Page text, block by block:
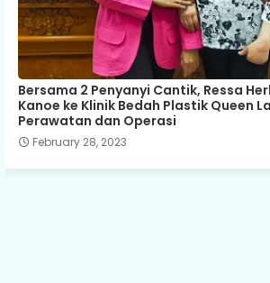
Bersama 2 Penyanyi Cantik, Ressa
Kanoe ke Klinik Bedah Plastik Queen
Perawatan dan Operasi
February 28, 2023